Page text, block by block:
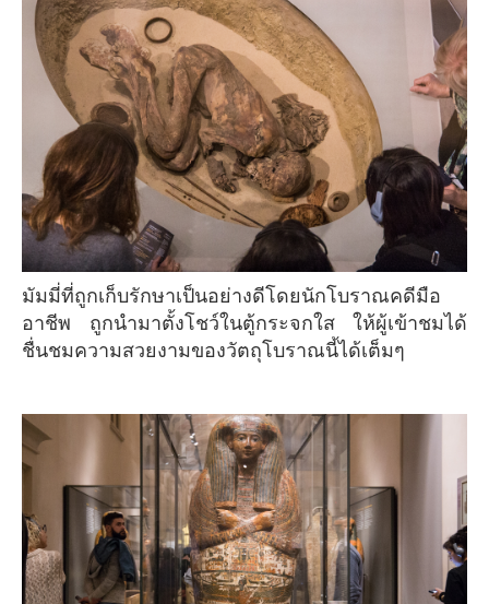
มัมมี่ที่ถูกเก็บรักษาเป็นอย่างดีโดยนักโบราณคดีมือ
อาชีพ ถูกนำมาตั้งโชว์ในตู้กระจกใส ให้ผู้เข้าชมได้
ชื่นชมความสวยงามของวัตถุโบราณนี้ได้เต็มๆ